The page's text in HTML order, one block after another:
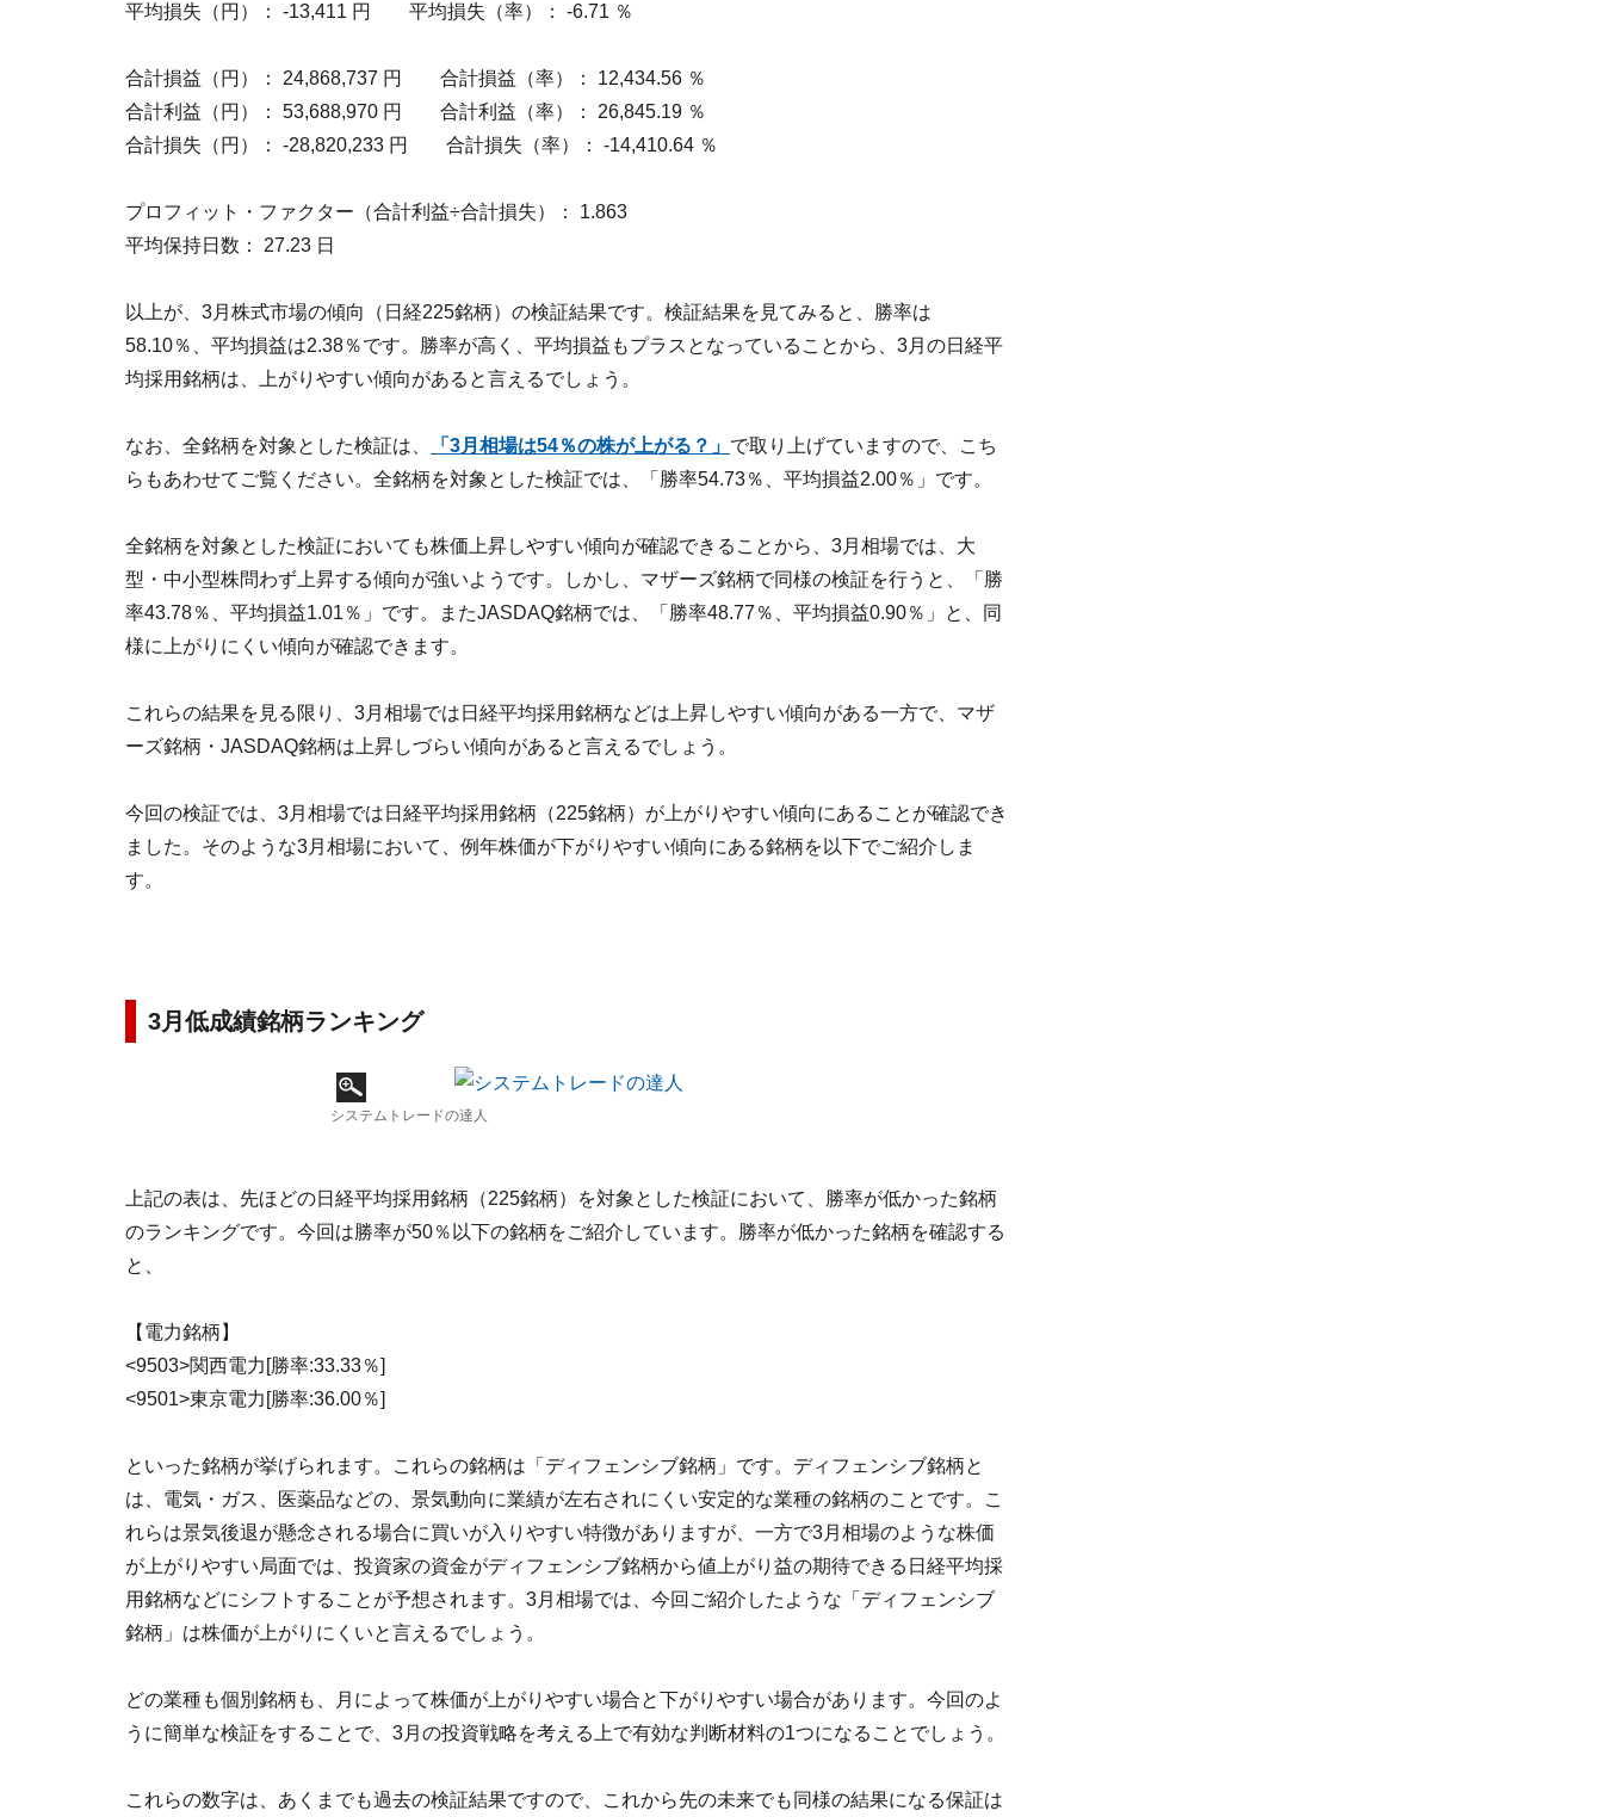
平均損失（円）： -13,411 円 平均損失（率）： -6.71 ％
合計損益（円）： 24,868,737 円 合計損益（率）： 12,434.56 ％
合計利益（円）： 53,688,970 円 合計利益（率）： 26,845.19 ％
合計損失（円）： -28,820,233 円 合計損失（率）： -14,410.64 ％
プロフィット・ファクター（合計利益÷合計損失）： 1.863
平均保持日数： 27.23 日
以上が、3月株式市場の傾向（日経225銘柄）の検証結果です。検証結果を見てみると、勝率は
58.10％、平均損益は2.38％です。勝率が高く、平均損益もプラスとなっていることから、3月の日経平
均採用銘柄は、上がりやすい傾向があると言えるでしょう。
なお、全銘柄を対象とした検証は、 「3月相場は54％の株が上がる？」 で取り上げていますので、こち
らもあわせてご覧ください。全銘柄を対象とした検証では、「勝率54.73％、平均損益2.00％」です。
全銘柄を対象とした検証においても株価上昇しやすい傾向が確認できることから、3月相場では、大
型・中小型株問わず上昇する傾向が強いようです。しかし、マザーズ銘柄で同様の検証を行うと、「勝
率43.78％、平均損益1.01％」です。またJASDAQ銘柄では、「勝率48.77％、平均損益0.90％」と、同
様に上がりにくい傾向が確認できます。
これらの結果を見る限り、3月相場では日経平均採用銘柄などは上昇しやすい傾向がある一方で、マザ
ーズ銘柄・JASDAQ銘柄は上昇しづらい傾向があると言えるでしょう。
今回の検証では、3月相場では日経平均採用銘柄（225銘柄）が上がりやすい傾向にあることが確認でき
ました。そのような3月相場において、例年株価が下がりやすい傾向にある銘柄を以下でご紹介しま
す。
3月低成績銘柄ランキング
システムトレードの達人
上記の表は、先ほどの日経平均採用銘柄（225銘柄）を対象とした検証において、勝率が低かった銘柄
のランキングです。今回は勝率が50％以下の銘柄をご紹介しています。勝率が低かった銘柄を確認する
と、
【電力銘柄】
<9503>関西電力[勝率:33.33％]
<9501>東京電力[勝率:36.00％]
といった銘柄が挙げられます。これらの銘柄は「ディフェンシブ銘柄」です。ディフェンシブ銘柄と
は、電気・ガス、医薬品などの、景気動向に業績が左右されにくい安定的な業種の銘柄のことです。こ
れらは景気後退が懸念される場合に買いが入りやすい特徴がありますが、一方で3月相場のような株価
が上がりやすい局面では、投資家の資金がディフェンシブ銘柄から値上がり益の期待できる日経平均採
用銘柄などにシフトすることが予想されます。3月相場では、今回ご紹介したような「ディフェンシブ
銘柄」は株価が上がりにくいと言えるでしょう。
どの業種も個別銘柄も、月によって株価が上がりやすい場合と下がりやすい場合があります。今回のよ
うに簡単な検証をすることで、3月の投資戦略を考える上で有効な判断材料の1つになることでしょう。
これらの数字は、あくまでも過去の検証結果ですので、これから先の未来でも同様の結果になる保証は